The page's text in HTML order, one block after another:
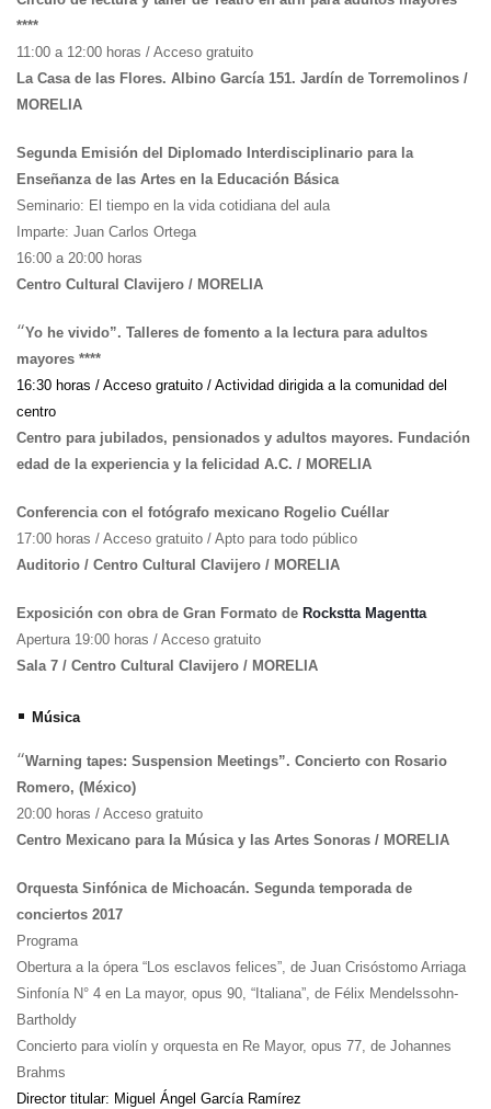
****
11:00 a 12:00 horas / Acceso gratuito
La Casa de las Flores. Albino García 151. Jardín de Torremolinos /
MORELIA
Segunda Emisión del Diplomado Interdisciplinario para la
Enseñanza de las Artes en la Educación Básica
Seminario: El tiempo en la vida cotidiana del aula
Imparte: Juan Carlos Ortega
16:00 a 20:00 horas
Centro Cultural Clavijero / MORELIA
“Yo he vivido”. Talleres de fomento a la lectura para adultos
mayores ****
16:30 horas / Acceso gratuito / Actividad dirigida a la comunidad del
centro
Centro para jubilados, pensionados y adultos mayores. Fundación
edad de la experiencia y la felicidad A.C. / MORELIA
Conferencia con el fotógrafo mexicano Rogelio Cuéllar
17:00 horas / Acceso gratuito / Apto para todo público
Auditorio / Centro Cultural Clavijero / MORELIA
Exposición con obra de Gran Formato de Rockstta Magentta
Apertura 19:00 horas / Acceso gratuito
Sala 7 / Centro Cultural Clavijero / MORELIA
• Música
“Warning tapes: Suspension Meetings”. Concierto con Rosario
Romero, (México)
20:00 horas / Acceso gratuito
Centro Mexicano para la Música y las Artes Sonoras / MORELIA
Orquesta Sinfónica de Michoacán. Segunda temporada de
conciertos 2017
Programa
Obertura a la ópera “Los esclavos felices”, de Juan Crisóstomo Arriaga
Sinfonía N° 4 en La mayor, opus 90, “Italiana”, de Félix Mendelssohn-
Bartholdy
Concierto para violín y orquesta en Re Mayor, opus 77, de Johannes
Brahms
Director titular: Miguel Ángel García Ramírez